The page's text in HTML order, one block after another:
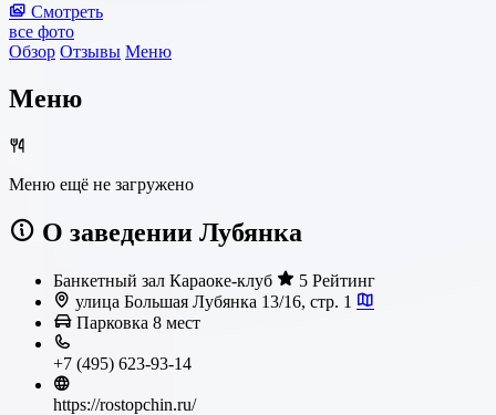
Смотреть
все фото
Обзор Отзывы Меню
Меню
Меню ещё не загружено
О заведении Лубянка
Банкетный зал Караоке-клуб
5 Рейтинг
улица Большая Лубянка 13/16, стр. 1
Парковка 8 мест
+7 (495) 623-93-14
https://rostopchin.ru/